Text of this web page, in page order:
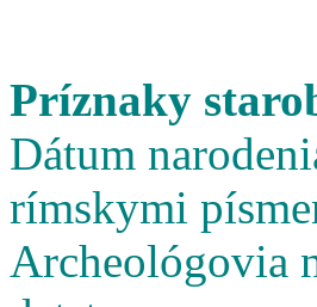
Príznaky
Dátum
rímskymi
Archeológovia